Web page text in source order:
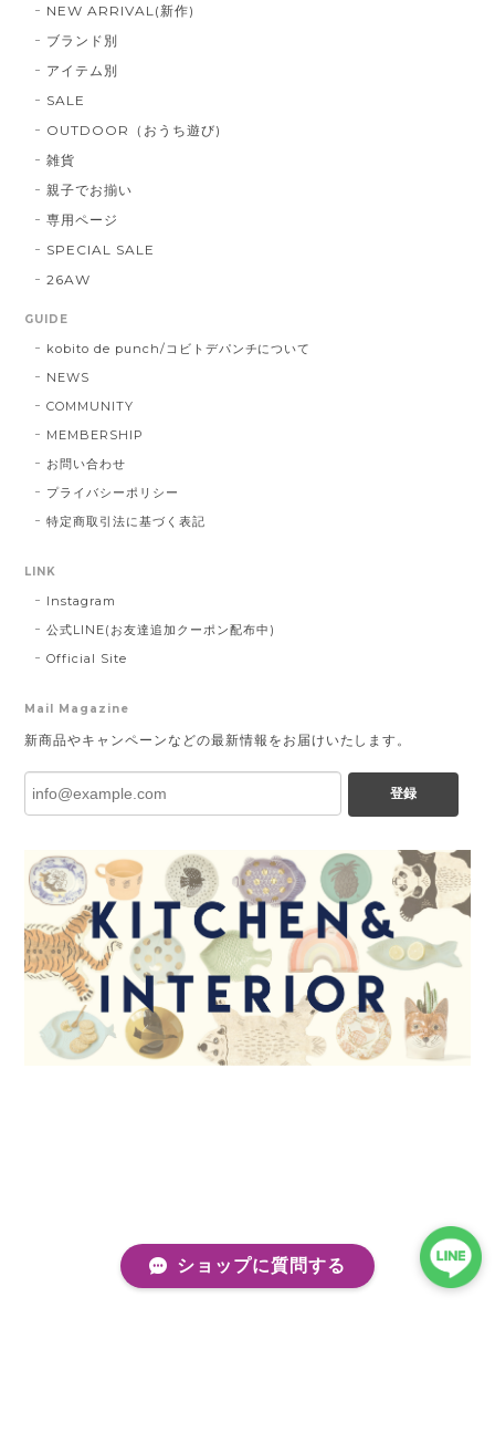
NEW ARRIVAL(新作)
ブランド別
アイテム別
SALE
OUTDOOR（おうち遊び)
雑貨
親子でお揃い
専用ページ
SPECIAL SALE
26AW
GUIDE
kobito de punch/コビトデパンチについて
NEWS
COMMUNITY
MEMBERSHIP
お問い合わせ
プライバシーポリシー
特定商取引法に基づく表記
LINK
Instagram
公式LINE(お友達追加クーポン配布中)
Official Site
Mail Magazine
新商品やキャンペーンなどの最新情報をお届けいたします。
登録
ショップに質問する